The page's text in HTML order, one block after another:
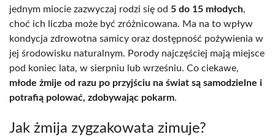
jednym miocie zazwyczaj rodzi się od 5 do 15 młodych,
choć ich liczba może być zróżnicowana. Ma na to wpływ
kondycja zdrowotna samicy oraz dostępność pożywienia w
jej środowisku naturalnym. Porody najczęściej mają miejsce
pod koniec lata, w sierpniu lub wrześniu. Co ciekawe,
młode żmije od razu po przyjściu na świat są samodzielne i
potrafią polować, zdobywając pokarm.
Jak żmija zygzakowata zimuje?